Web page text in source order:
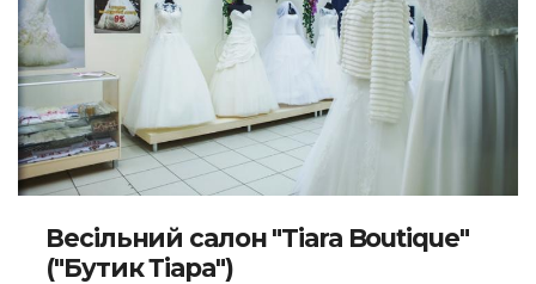
Весільний салон "Tiara Boutique"
("Бутик Тіара")